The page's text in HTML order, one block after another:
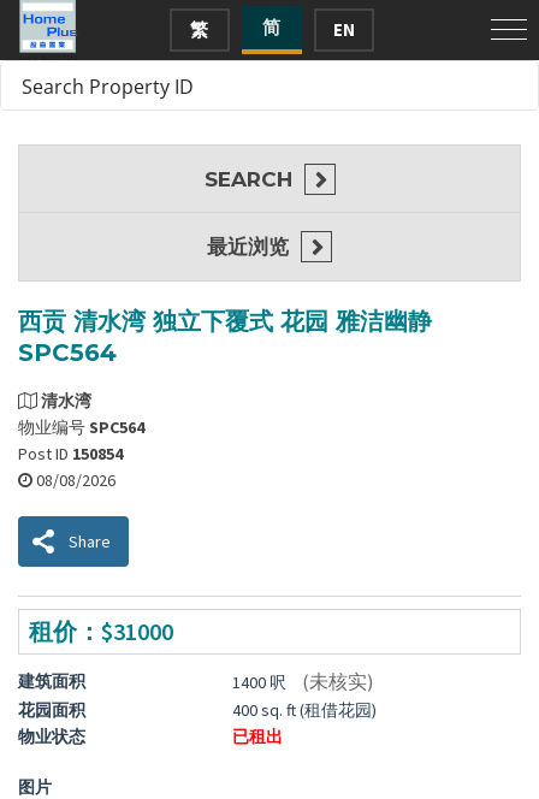
繁 简 EN
西贡 清水湾 独立下覆式 花园 雅洁幽静
SPC564
清水湾
物业编号SPC564
Post ID 150854
08/08/2026
Share
租价：$31000
建筑面积 1400 呎 (未核实)
花园面积
400 sq. ft (租借花园)
物业状态
已租出
图片
SEARCH
最近浏览